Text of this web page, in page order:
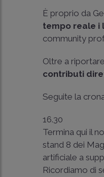
È proprio da
tempo reale i
community
Oltre a
contributi
Seguite la
16.30
Termina qui il
stand 8 dei
artificiale a
Ricordiamo di